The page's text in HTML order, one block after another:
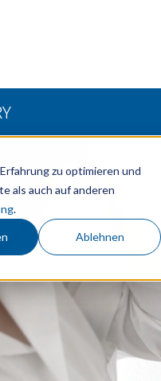
zu optimieren und
als auch auf anderen
.
Ablehnen